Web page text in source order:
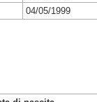
04/05/1999